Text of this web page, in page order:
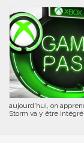
aujourd'hui, on
Storm va y être intégré